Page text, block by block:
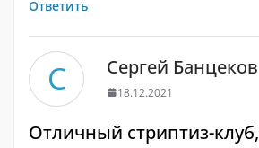
Ответить
С Сергей Банцеков
18.12.2021
Отличный стриптиз-